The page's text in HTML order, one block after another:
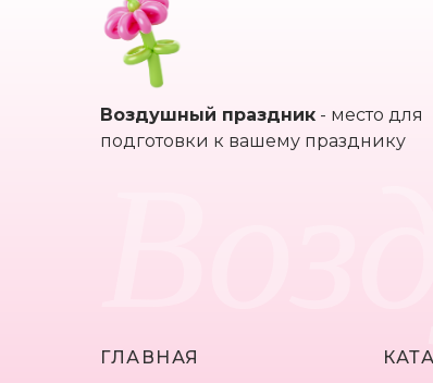
Воздушный праздник - место для
подготовки к вашему празднику
ГЛАВНАЯ